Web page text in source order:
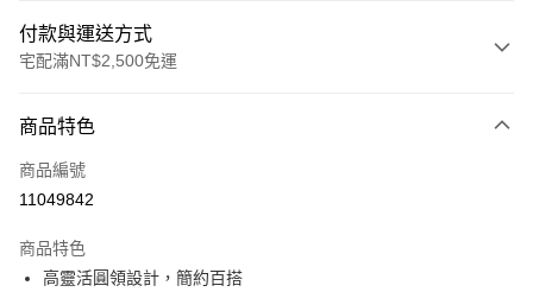
付款與運送方式
宅配滿NT$2,500免運
信用卡一次付款
LINE Pay
相關說明
【大哥付你分期使用說明】
商品特色
商品編號
11049842
商品特色
高靈活圓領設計，簡約百搭